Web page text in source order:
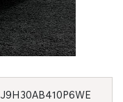
J9H30AB410P6WE